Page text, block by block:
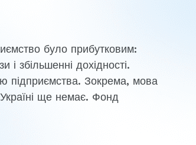
було прибутковим:
і збільшенні дохідності.
підприємства. Зокрема, мова
ще немає. Фонд